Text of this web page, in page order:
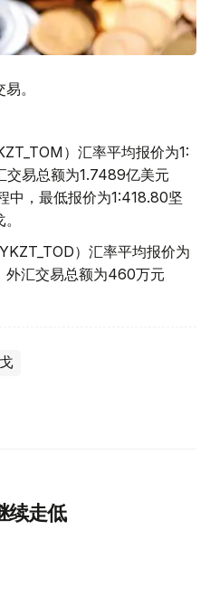
。
）汇率平均报价为1:
交易总额为1.7489亿美元
中，最低报价为1:418.80坚
）汇率平均报价为
外汇交易总额为460万元
续走低